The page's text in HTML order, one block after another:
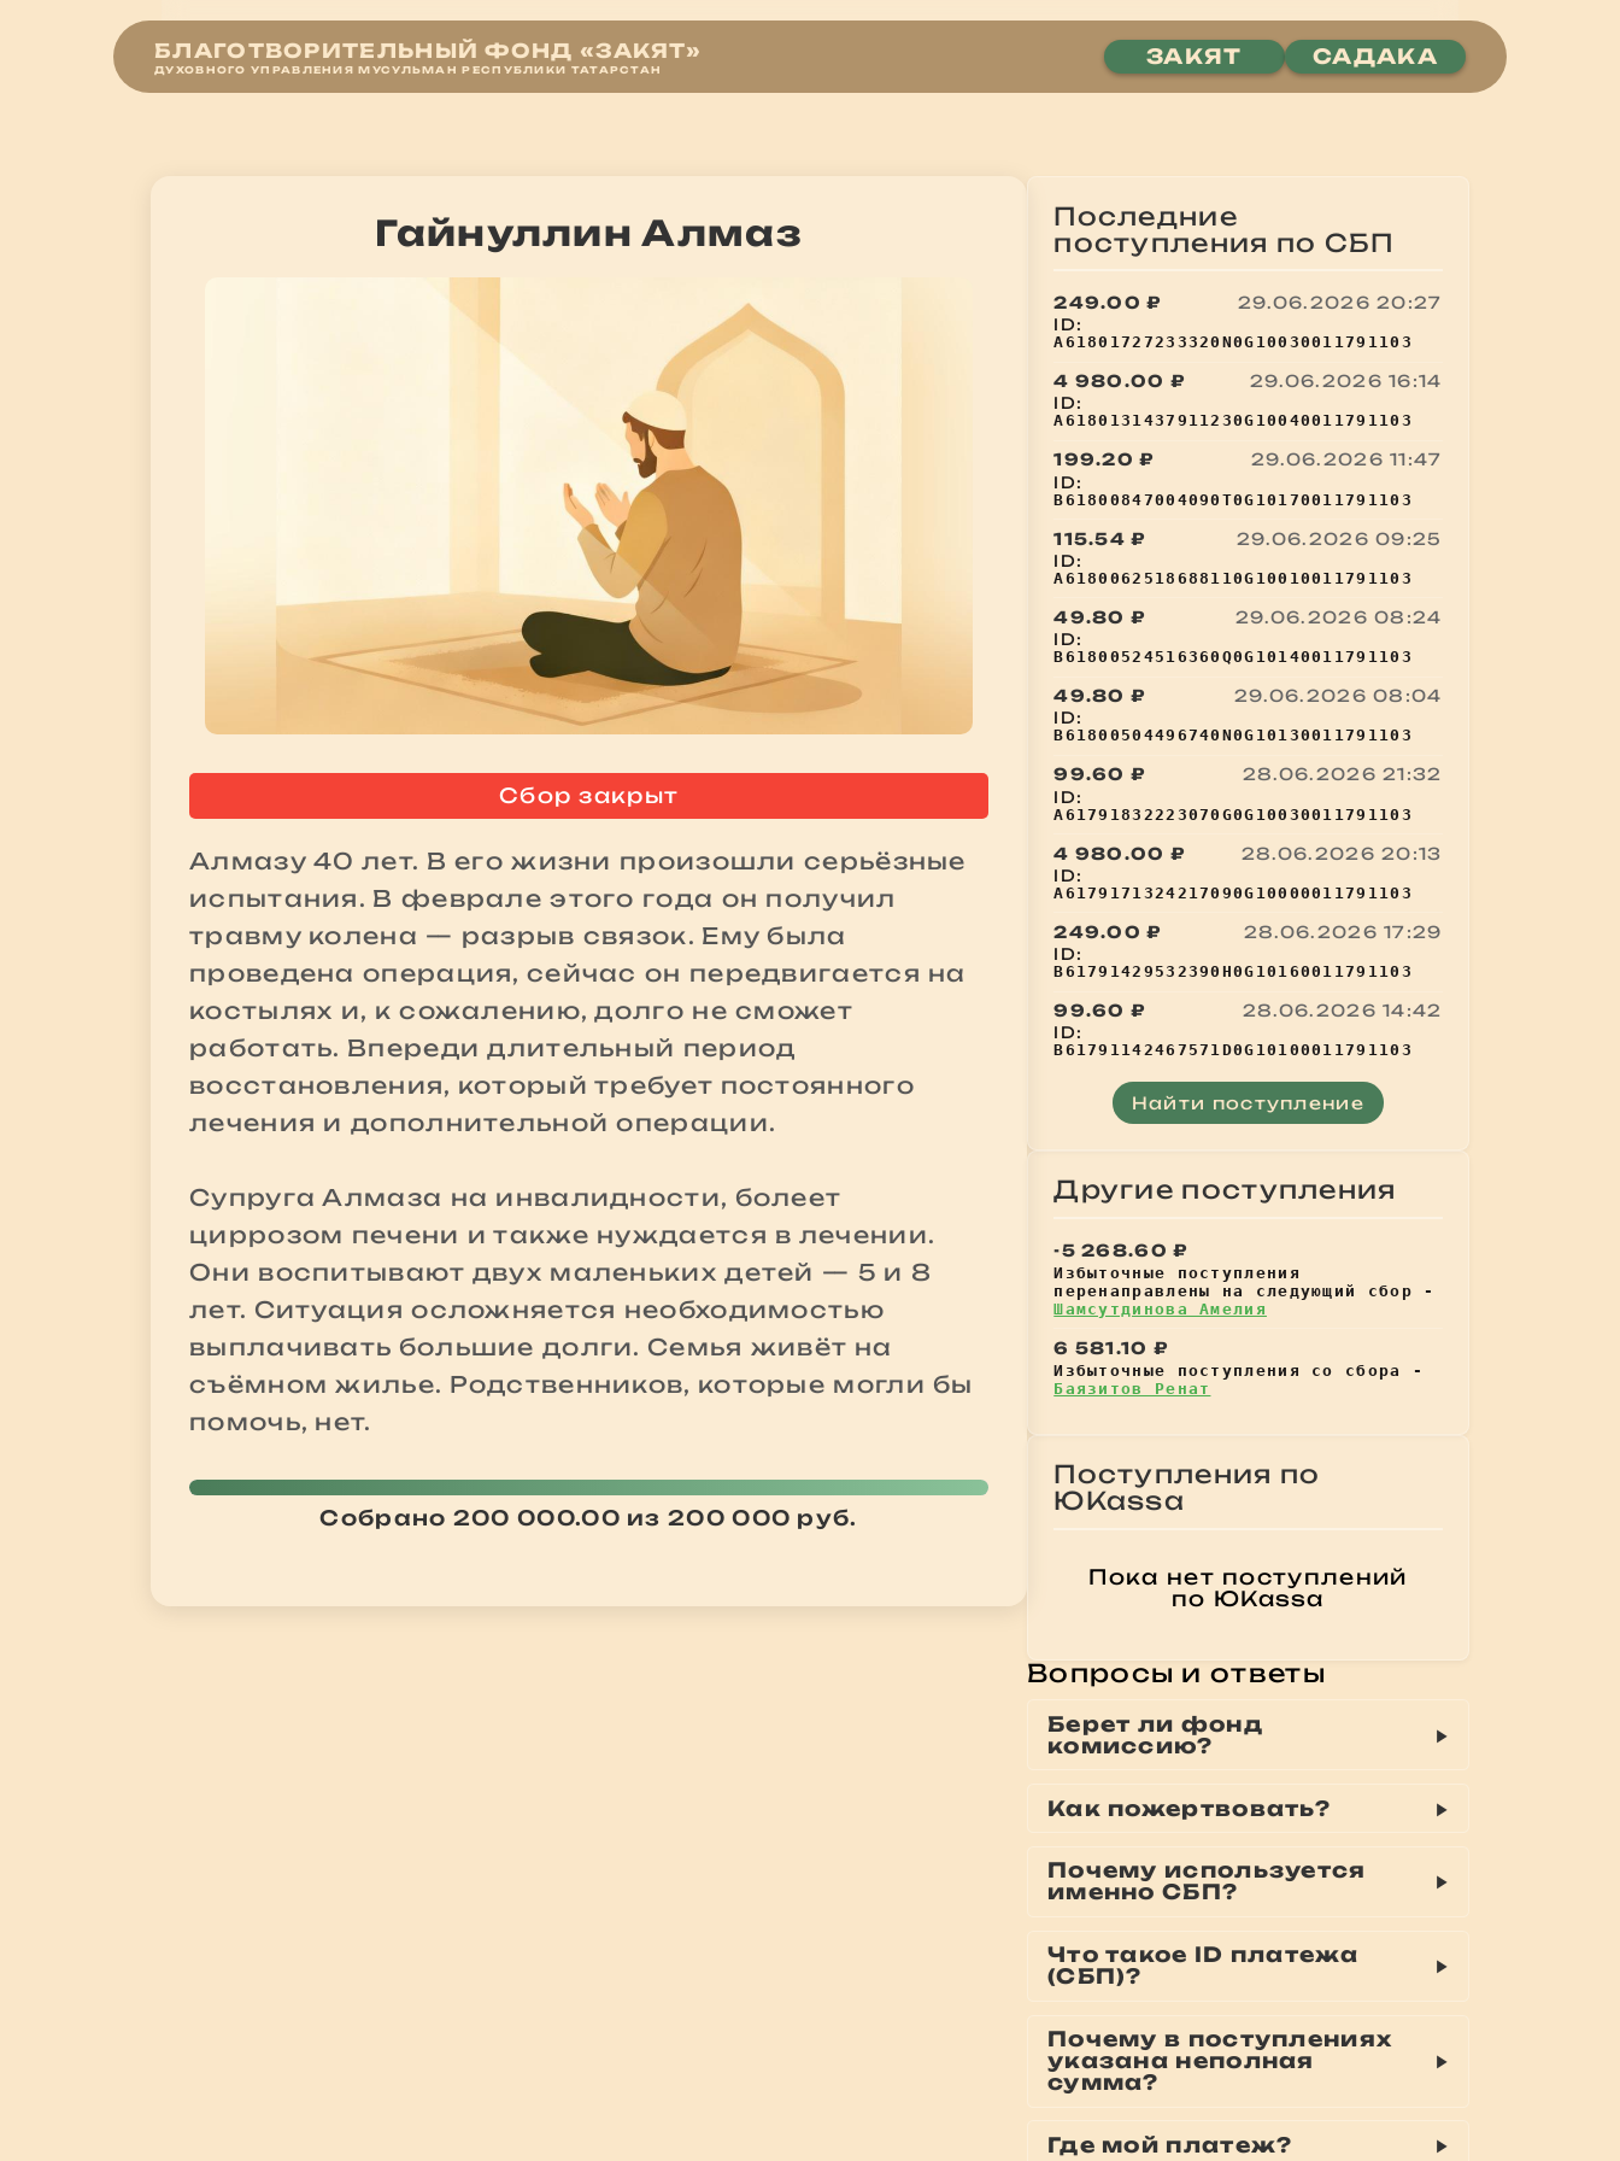
БЛАГОТВОРИТЕЛЬНЫЙ ФОНД «ЗАКЯТ»
ДУХОВНОГО УПРАВЛЕНИЯ МУСУЛЬМАН РЕСПУБЛИКИ ТАТАРСТАН
ЗАКЯТ САДАКА
Гайнуллин Алмаз
Сбор закрыт
Алмазу 40 лет. В его жизни произошли серьёзные
испытания. В феврале этого года он получил
травму колена — разрыв связок. Ему была
проведена операция, сейчас он передвигается на
костылях и, к сожалению, долго не сможет
работать. Впереди длительный период
восстановления, который требует постоянного
лечения и дополнительной операции.
Супруга Алмаза на инвалидности, болеет
циррозом печени и также нуждается в лечении.
Они воспитывают двух маленьких детей — 5 и 8
лет. Ситуация осложняется необходимостью
выплачивать большие долги. Семья живёт на
съёмном жилье. Родственников, которые могли бы
помочь, нет.
Собрано 200 000.00 из 200 000 руб.
Последние
поступления по СБП
249.00 ₽ 29.06.2026 20:27
ID:
A61801727233320N0G10030011791103
4 980.00 ₽ 29.06.2026 16:14
ID:
A6180131437911230G10040011791103
199.20 ₽ 29.06.2026 11:47
ID:
B61800847004090T0G10170011791103
115.54 ₽ 29.06.2026 09:25
ID:
A6180062518688110G10010011791103
49.80 ₽ 29.06.2026 08:24
ID:
B61800524516360Q0G10140011791103
49.80 ₽ 29.06.2026 08:04
ID:
B61800504496740N0G10130011791103
99.60 ₽ 28.06.2026 21:32
ID:
A61791832223070G0G10030011791103
4 980.00 ₽ 28.06.2026 20:13
ID:
A6179171324217090G10000011791103
249.00 ₽ 28.06.2026 17:29
ID:
B61791429532390H0G10160011791103
99.60 ₽ 28.06.2026 14:42
ID:
B61791142467571D0G10100011791103
Найти поступление
Другие поступления
-5 268.60 ₽
Избыточные поступления
перенаправлены на следующий сбор -
Шамсутдинова Амелия
6 581.10 ₽
Избыточные поступления со сбора -
Баязитов Ренат
Поступления по
ЮKassa
Пока нет поступлений
по ЮKassa
Вопросы и ответы
Берет ли фонд
комиссию?
Как пожертвовать?
Почему используется
именно СБП?
Что такое ID платежа
(СБП)?
Почему в поступлениях
указана неполная
сумма?
Где мой платеж?